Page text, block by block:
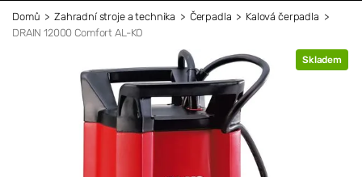
Domů Zahradní stroje a technika Čerpadla
Kalová čerpadla
DRAIN 12000 Comfort AL-KO
Skladem